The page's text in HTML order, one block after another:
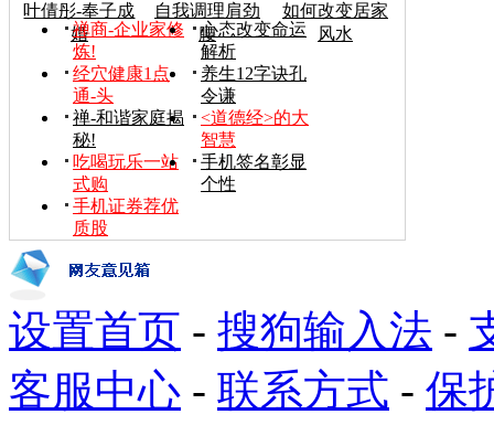
叶倩彤-奉子成
婚
自我调理肩劲
腰
如何改变居家
风水
禅商-企业家修
炼!
心态改变命运
解析
经穴健康1点
通-头
养生12字诀孔
令谦
禅-和谐家庭揭
秘!
<道德经>的大
智慧
吃喝玩乐一站
式购
手机签名彰显
个性
手机证券荐优
质股
设置首页 - 搜狗输入法 -
客服中心 - 联系方式 - 保